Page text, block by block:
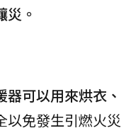
。
器可以用來烘衣、
以免發生引燃火災